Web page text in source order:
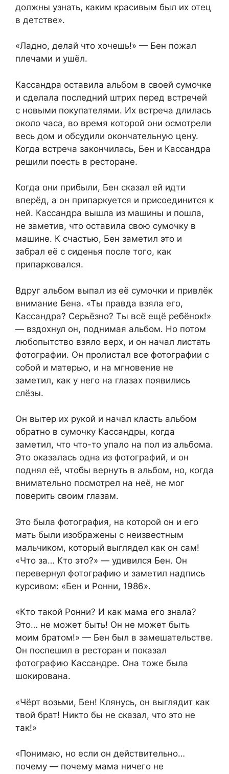
должны узнать, каким красивым был их отец
в детстве».
«Ладно, делай что хочешь!» — Бен пожал
плечами и ушёл.
Кассандра оставила альбом в своей сумочке
и сделала последний штрих перед встречей
с новыми покупателями. Их встреча длилась
около часа, во время которой они осмотрели
весь дом и обсудили окончательную цену.
Когда встреча закончилась, Бен и Кассандра
решили поесть в ресторане.
Когда они прибыли, Бен сказал ей идти
вперёд, а он припаркуется и присоединится к
ней. Кассандра вышла из машины и пошла,
не заметив, что оставила свою сумочку в
машине. К счастью, Бен заметил это и
забрал её с сиденья после того, как
припарковался.
Вдруг альбом выпал из её сумочки и привлёк
внимание Бена. «Ты правда взяла его,
Кассандра? Серьёзно? Ты всё ещё ребёнок!»
— вздохнул он, поднимая альбом. Но потом
любопытство взяло верх, и он начал листать
фотографии. Он пролистал все фотографии с
собой и матерью, и на мгновение не
заметил, как у него на глазах появились
слёзы.
Он вытер их рукой и начал класть альбом
обратно в сумочку Кассандры, когда
заметил, что что-то упало на пол из альбома.
Это оказалась одна из фотографий, и он
поднял её, чтобы вернуть в альбом, но, когда
внимательно посмотрел на неё, не мог
поверить своим глазам.
Это была фотография, на которой он и его
мать были изображены с неизвестным
мальчиком, который выглядел как он сам!
«Что за… Кто это?» — удивился Бен. Он
перевернул фотографию и заметил надпись
курсивом: «Бен и Ронни, 1986».
«Кто такой Ронни? И как мама его знала?
Это… не может быть! Он не может быть
моим братом!» — Бен был в замешательстве.
Он поспешил в ресторан и показал
фотографию Кассандре. Она тоже была
шокирована.
«Чёрт возьми, Бен! Клянусь, он выглядит как
твой брат! Никто бы не сказал, что это не
так!»
«Понимаю, но если он действительно…
почему — почему мама ничего не